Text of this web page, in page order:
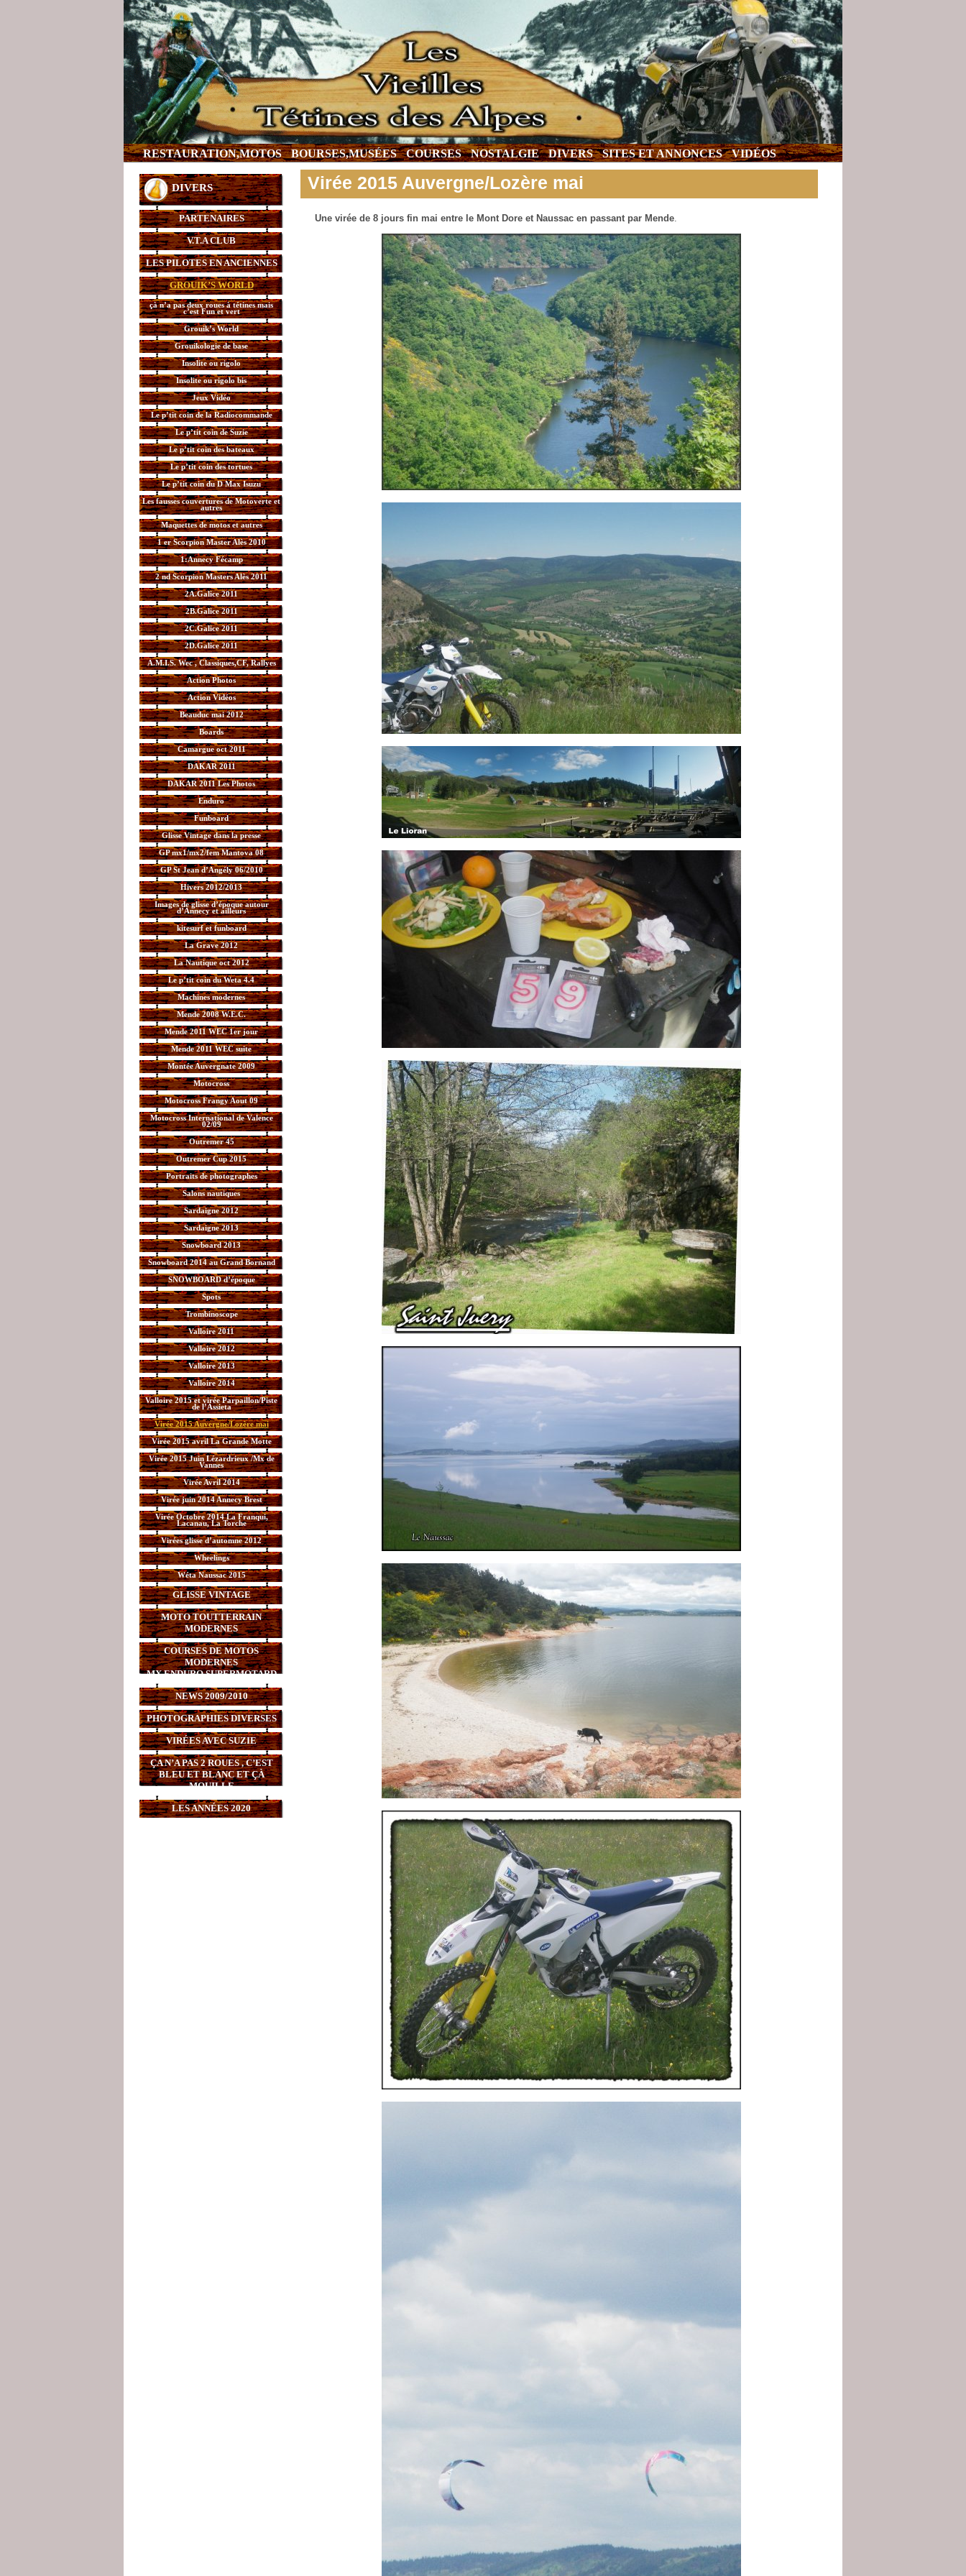
RESTAURATION,MOTOS BOURSES,MUSÉES COURSES NOSTALGIE DIVERS SITES ET ANNONCES VIDÉOS
DIVERS
PARTENAIRES
V.T.A CLUB
LES PILOTES EN ANCIENNES
GROUIK’S WORLD
çà n’a pas deux roues à tétines mais
c’est Fun et vert
Grouik’s World
Grouikologie de base
Insolite ou rigolo
Insolite ou rigolo bis
Jeux Vidéo
Le p’tit coin de la Radiocommande
Le p’tit coin de Suzie
Le p’tit coin des bateaux
Le p’tit coin des tortues
Le p’tit coin du D Max Isuzu
Les fausses couvertures de Motoverte et
autres
Maquettes de motos et autres
1 er Scorpion Master Alès 2010
1:Annecy Fécamp
2 nd Scorpion Masters Alès 2011
2A.Galice 2011
2B.Galice 2011
2C.Galice 2011
2D.Galice 2011
A.M.I.S. Wec , Classiques,CF, Rallyes
Action Photos
Action Vidéos
Beauduc mai 2012
Boards
Camargue oct 2011
DAKAR 2011
DAKAR 2011 Les Photos
Enduro
Funboard
Glisse Vintage dans la presse
GP mx1/mx2/fem Mantova 08
GP St Jean d’Angély 06/2010
Hivers 2012/2013
Images de glisse d’époque autour
d’Annecy et ailleurs
kitesurf et funboard
La Grave 2012
La Nautique oct 2012
Le p’tit coin du Weta 4.4
Machines modernes
Mende 2008 W.E.C.
Mende 2011 WEC 1er jour
Mende 2011 WEC suite
Montée Auvergnate 2009
Motocross
Motocross Frangy Aout 09
Motocross International de Valence
02/09
Outremer 45
Outremer Cup 2015
Portraits de photographes
Salons nautiques
Sardaigne 2012
Sardaigne 2013
Snowboard 2013
Snowboard 2014 au Grand Bornand
SNOWBOARD d’époque
Spots
Trombinoscope
Valloire 2011
Valloire 2012
Valloire 2013
Valloire 2014
Valloire 2015 et virée Parpaillon/Piste
de l’Assieta
Virée 2015 Auvergne/Lozère mai
Virée 2015 avril La Grande Motte
Virée 2015 Juin Lézardrieux /Mx de
Vannes
Virée Avril 2014
Virée juin 2014 Annecy Brest
Virée Octobre 2014 La Franqui,
Lacanau, La Torche
Virées glisse d’automne 2012
Wheelings
Wéta Naussac 2015
GLISSE VINTAGE
MOTO TOUTTERRAIN
MODERNES
COURSES DE MOTOS
MODERNES
MX,ENDURO,SUPERMOTARD
NEWS 2009/2010
PHOTOGRAPHIES DIVERSES
VIRÉES AVEC SUZIE
ÇA N’A PAS 2 ROUES , C’EST
BLEU ET BLANC ET ÇÀ
MOUILLE
LES ANNÉES 2020
Virée 2015 Auvergne/Lozère mai
Une virée de 8 jours fin mai entre le Mont Dore et Naussac en passant par Mende.